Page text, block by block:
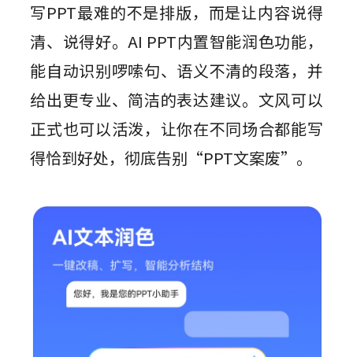
写PPT最难的不是排版，而是让内容说得
清、说得好。AI PPT内置智能润色功能，
能自动识别啰嗦句、语义不清的段落，并
给出更专业、简洁的表达建议。文风可以
正式也可以活泼，让你在不同场合都能写
得恰到好处，彻底告别“PPT文案废”。